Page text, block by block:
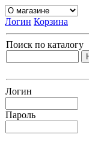
Логин Корзина
Поиск по каталогу
Логин
Пароль